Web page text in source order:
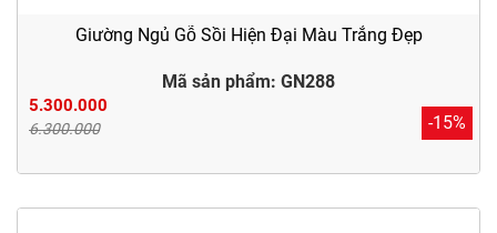
Giường Ngủ Gỗ Sồi Hiện Đại Màu Trắng Đẹp
Mã sản phẩm: GN288
5.300.000
6.300.000 -15%